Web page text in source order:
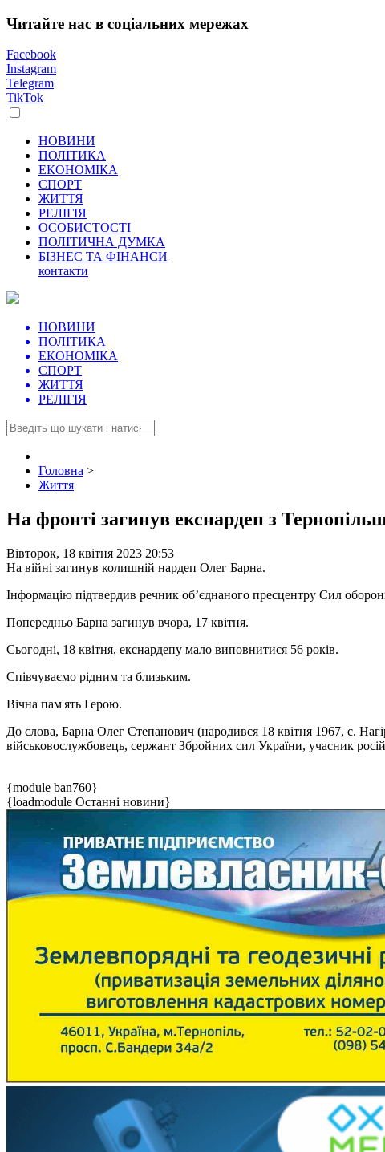
Читайте нас в соціальних мережах
Facebook
Instagram
Telegram
TikTok
НОВИНИ
ПОЛІТИКА
ЕКОНОМІКА
СПОРТ
ЖИТТЯ
РЕЛІГІЯ
ОСОБИСТОСТІ
ПОЛІТИЧНА ДУМКА
БІЗНЕС ТА ФІНАНСИ
контакти
НОВИНИ
ПОЛІТИКА
ЕКОНОМІКА
СПОРТ
ЖИТТЯ
РЕЛІГІЯ
Головна >
Життя
На фронті загинув екснардеп з
Вівторок, 18 квітня 2023 20:53
На війні загинув колишній нардеп Олег Барна.
Інформацію підтвердив речник об’єднаного пресцентру Сил
Попередньо Барна загинув вчора, 17 квітня.
Сьогодні, 18 квітня, екснардепу мало виповнитися 56 років.
Співчуваємо рідним та близьким.
Вічна пам'ять Герою.
До слова, Барна Олег Степанович (народився 18 квітня 1967, с.
військовослужбовець, сержант Збройних сил України, учасник
{module ban760}
{loadmodule Останні новини}